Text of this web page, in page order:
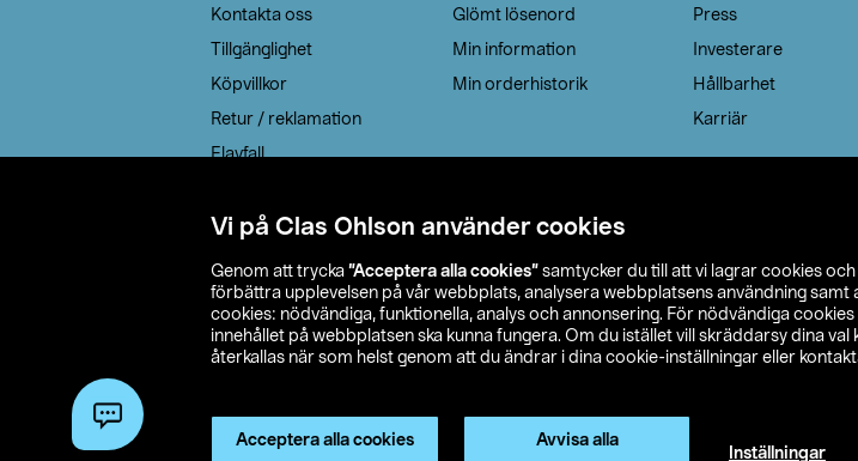
Vi på Clas Ohlson använder cookies
Genom att trycka ”Acceptera alla cookies” samtycker du till att vi lagrar cookies
förbättra upplevelsen på vår webbplats, analysera webbplatsens användning
cookies: nödvändiga, funktionella, analys och annonsering. För nödvändiga
innehållet på webbplatsen ska kunna fungera. Om du istället vill skräddarsy dina val
återkallas när som helst genom att du ändrar i dina cookie-inställningar eller
Acceptera alla cookies Avvisa alla
Inställningar
Kontakta oss
Tillgänglighet
Köpvillkor
Retur / reklamation
Elavfall
Leveransalternativ
Glömt lösenord
Min information
Min orderhistorik
Press
Investerare
Hållbarhet
Karriär